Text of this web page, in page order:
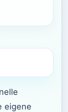
eigene